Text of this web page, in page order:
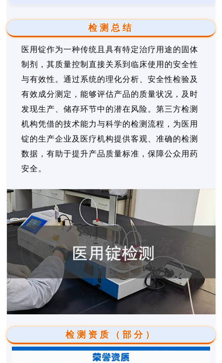
检测总结
医用锭作为一种传统且具有特定治疗用途的固体
制剂，其质量控制直接关系到临床使用的安全性
与有效性。通过系统的理化分析、安全性检验及
有效成分测定，能够评估产品的质量状况，及时
发现生产、储存环节中的潜在风险。第三方检测
机构凭借的技术能力与科学的检测流程，为医用
锭的生产企业及医疗机构提供客观、准确的检测
数据，有助于提升产品质量标准，保障公众用药
安全。
检测资质（部分）